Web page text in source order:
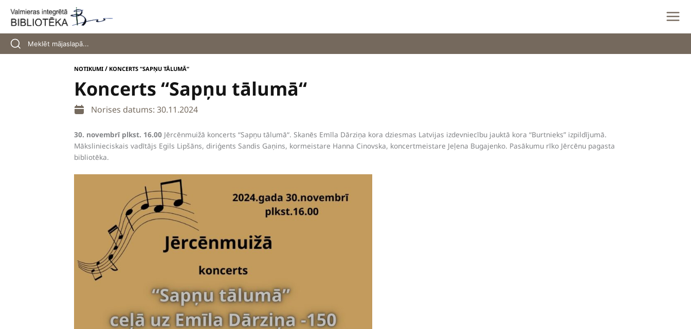
content
NOTIKUMI / KONCERTS “SAPŅU TĀLUMĀ“
Koncerts “Sapņu tālumā“
Norises datums: 30.11.2024
30. novembrī plkst. 16.00 Jērcēnmuižā koncerts “Sapņu tālumā“. Skanēs Emīla Dārziņa kora dziesmas Latvijas izdevniecību jauktā kora “Burtnieks” izpildījumā.
Mākslinieciskais vadītājs Egils Lipšāns, diriģents Sandis Gaņins, kormeistare Hanna Cinovska, koncertmeistare Jeļena Bugajenko. Pasākumu rīko Jērcēnu pagasta
bibliotēka.